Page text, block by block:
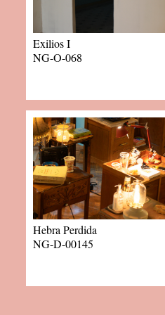
Exilios I
NG-O-068
Hebra Perdida
NG-D-00145